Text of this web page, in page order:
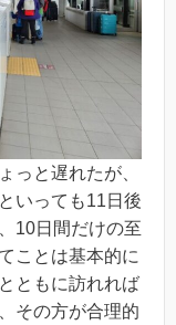
っと遅れたが、
いっても11日後
10日間だけの至
ことは基本的に
ともに訪れれば
その方が合理的